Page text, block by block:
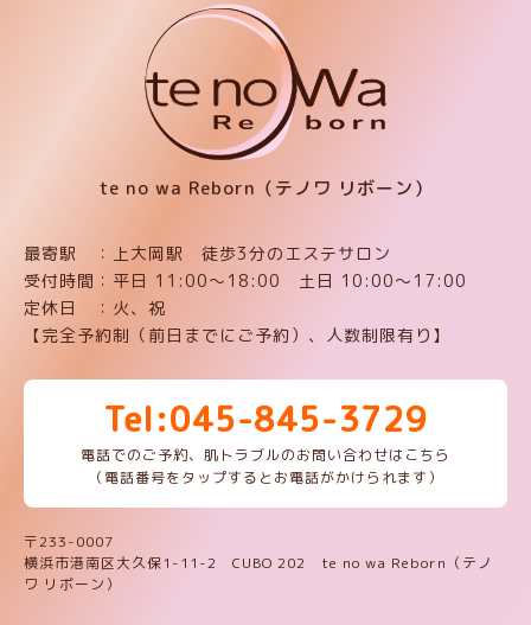
te no wa Reborn（テノワ リボーン）
最寄駅 ：上大岡駅 徒歩3分のエステサロン
受付時間：平日 11:00〜18:00 土日 10:00〜17:00
定休日 ：火、祝
【完全予約制（前日までにご予約）、人数制限有り】
Tel:045-845-3729
電話でのご予約、肌トラブルのお問い合わせはこちら
（電話番号をタップするとお電話がかけられます）
〒233-0007
横浜市港南区大久保1-11-2 CUBO 202 te no wa Reborn（テノ
ワ リボーン）